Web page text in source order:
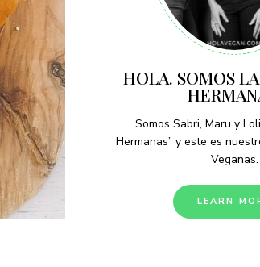
HOLA. SOMOS
Somos Sabri, Maru y
Hermanas” y este es
Veganas.
LEARN